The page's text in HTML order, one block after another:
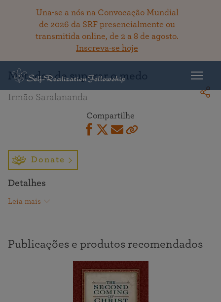
Una-se a nós na Convocação Mundial
de 2026 da SRF presencialmente ou
transmitida online, de 2 a 8 de agosto.
Inscreva-se hoje
Voltar ao acervo
Métodos de superar o medo
Irmão Saralananda
Compartilhe
Donate
Detalhes
Leia mais
Publicações e produtos recomendados